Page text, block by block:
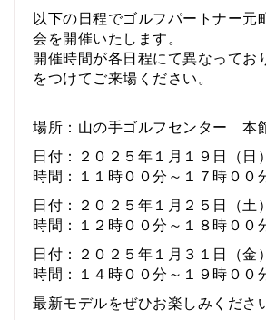
以下の日程でゴルフパートナー元
会を開催いたします。
開催時間が各日程にて異なってお
をつけてご来場ください。
場所：山の手ゴルフセンター 本
日付：２０２５年１月１９日（日）
時間：１１時００分～１７時００
日付：２０２５年１月２５日（土）
時間：１２時００分～１８時００
日付：２０２５年１月３１日（金）
時間：１４時００分～１９時００
最新モデルをぜひお楽しみくださ